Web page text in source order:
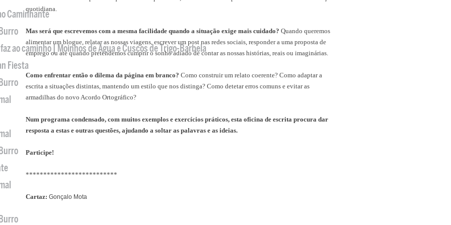
quotidiana.
Mas será que escrevemos com a mesma facilidade quando a situação exige mais cuidado? Quando queremos
alimentar um blogue, relatar as nossas viagens, escrever um post nas redes sociais, responder a uma proposta de
emprego ou até quando pretendemos cumprir o sonho adiado de contar as nossas histórias, reais ou imaginárias.
Como enfrentar então o dilema da página em branco? Como construir um relato coerente? Como adaptar a
escrita a situações distintas, mantendo um estilo que nos distinga? Como detetar erros comuns e evitar as
armadilhas do novo Acordo Ortográfico?
Num programa condensado, com muitos exemplos e exercícios práticos, esta oficina de escrita procura dar
resposta a estas e outras questões, ajudando a soltar as palavras e as ideias.
Participe!
**************************
Cartaz: Gonçalo Mota
Caminhante
ao caminho | Moinhos de Água e Cuscos de Trigo-Barbela
Fiesta